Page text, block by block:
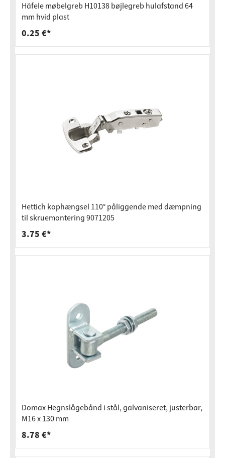
Häfele møbelgreb H10138 bøjlegreb hulafstand 64
mm hvid plast
0.25 €*
Hettich kophængsel 110° påliggende med dæmpning
til skruemontering 9071205
3.75 €*
Domax Hegnslågebånd i stål, galvaniseret, justerbar,
M16 x 130 mm
8.78 €*